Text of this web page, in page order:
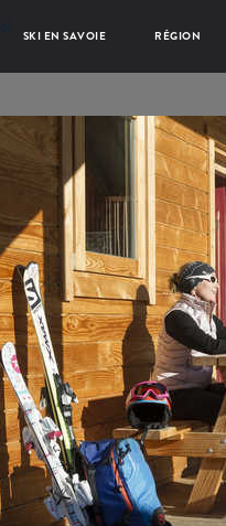
SKI EN SAVOIE RÉGION